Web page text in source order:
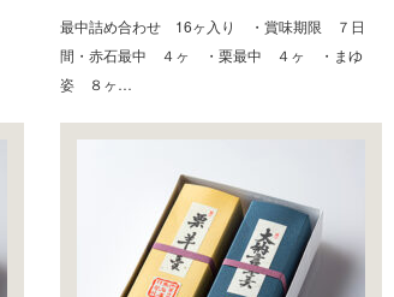
最中詰め合わせ 16ヶ入り ・賞味期限 ７日
間・赤石最中 ４ヶ ・栗最中 ４ヶ ・まゆ
姿 ８ヶ…